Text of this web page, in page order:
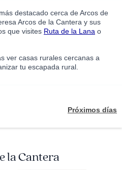
destacado cerca de Arcos de
Arcos de la Cantera y sus
que visites Ruta de la Lana o
ver casas rurales cercanas a
tu escapada rural.
Próximos días
la Cantera